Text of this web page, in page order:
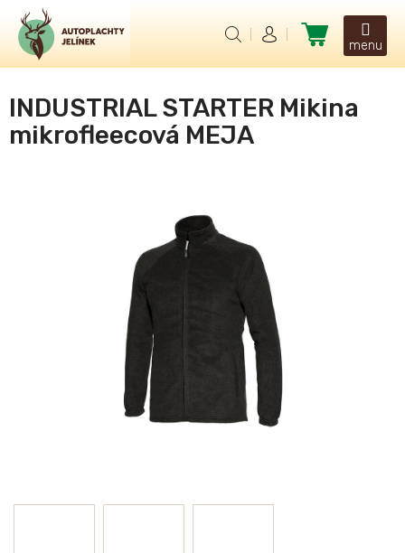
obsah
Nákupní
košík
INDUSTRIAL STARTER Mikina
mikrofleecová MEJA